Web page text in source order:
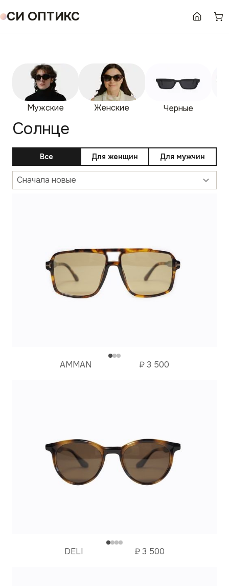
СИ ОПТИКС
Мужские Женские Черные
Солнце
Все Для женщин Для мужчин
Сначала новые
AMMAN ₽3 500
DELI ₽3 500